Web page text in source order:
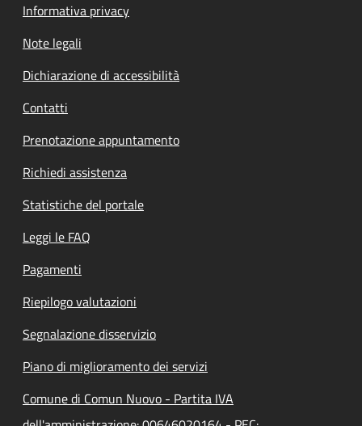
Informativa privacy
Note legali
Dichiarazione di accessibilità
Contatti
Prenotazione appuntamento
Richiedi assistenza
Statistiche del portale
Leggi le FAQ
Pagamenti
Riepilogo valutazioni
Segnalazione disservizio
Piano di miglioramento dei servizi
Comune di Comun Nuovo - Partita IVA